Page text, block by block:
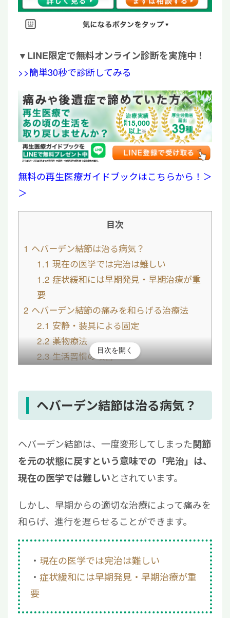
▼LINE限定で無料オンライン診断を実施中！
>>簡単30秒で診断してみる
15,000
2019年6月〜2026年6月までの東京院・大阪院・札幌院3院で取り扱う全治療数の累計。
無料の再生医療ガイドブックはこちらから！＞
＞
目次
1 ヘバーデン結節は治る病気？
1.1 現在の医学では完治は難しい
1.2 症状緩和には早期発見・早期治療が重
要
2 ヘバーデン結節の痛みを和らげる治療法
2.1 安静・装具による固定
2.2薬物療法
2.3生活習慣の改善
について
3.1動注治療（動脈注射）
4ヘバーデン結節を自分で治す方法は？主なセ
ルフケア
4.1関節の保護・固定
4.3 食生活の改善
5ヘバーデン結節が治るか不安な方からよくあ
る質問
5.1ヘバーデン結節は病院に行くべき？
5.2ヘバーデン結節でやってはいけないこ
とは？
目次を開く
ヘバーデン結節は治る病気？
ヘバーデン結節は、一度変形してしまった関節
を元の状態に戻すという意味での「完治」は、
現在の医学では難しいとされています。
しかし、早期からの適切な治療によって痛みを
和らげ、進行を遅らせることができます。
現在の医学では完治は難しい
症状緩和には早期発見・早期治療が重
要